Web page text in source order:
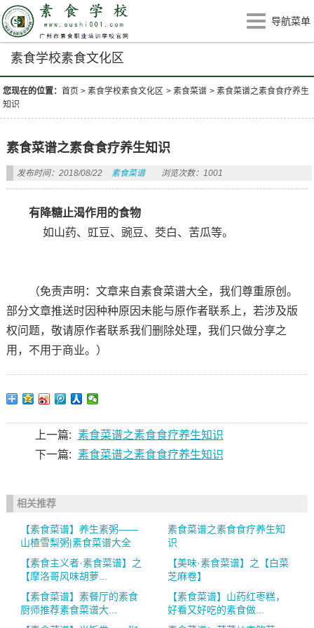
导航菜单
素食学校素食文化区
您现在的位置：首页 >素食学校素食文化区 >素食菜谱 >素食菜谱之素食食疗养生
知识
素食菜谱之素食食疗养生知识
发布时间：2018/08/22 素食菜谱 浏览次数：1001
有降糖止渴作用的食物
如山药、豇豆、豌豆、茭白、苦瓜等。
（免责声明：文章来自素食菜谱大全，我们尊重原创。
部分文章推送时因种种原因未能与原作者联系上，若涉及版
权问题，敬请原作者联系我们删除处理，我们只做分享之
用，不用于商业。）
上一篇: 素食菜谱之素食食疗养生知识
下一篇: 素食菜谱之素食食疗养生知识
相关推荐
【素食菜谱】养生素粥——
山楂雪梨粥|素食菜谱大全
素食菜谱之素食食疗养生知
识
【素食主义者·素食菜谱】之
【摩洛哥风味胡萝...
【美味·素食菜谱】之【白菜
芝麻卷】
【素食菜谱】素餐厅的素食
厨师推荐素食菜谱大...
【素食菜谱】山药红枣糕，
好看又好吃的素食做...